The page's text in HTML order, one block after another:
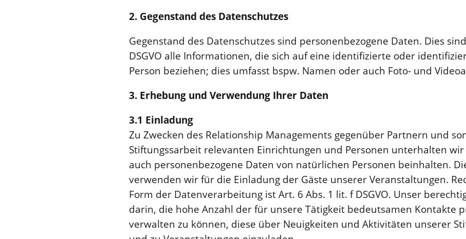
2. Gegenstand des Datenschutzes
Gegenstand des Datenschutzes sind personenbezogene Daten. Dies
DSGVO alle Informationen, die sich auf eine identifizierte oder
Person beziehen; dies umfasst bspw. Namen oder auch Foto- und
3. Erhebung und Verwendung Ihrer Daten
3.1 Einladung
Zu Zwecken des Relationship Managements gegenüber Partnern und
Stiftungssarbeit relevanten Einrichtungen und Personen unterhalten
auch personenbezogene Daten von natürlichen Personen beinhalten.
verwenden wir für die Einladung der Gäste unserer Veranstaltungen.
Form der Datenverarbeitung ist Art. 6 Abs. 1 lit. f DSGVO. Unser
darin, die hohe Anzahl der für unsere Tätigkeit bedeutsamen Kontakte
verwalten zu können, diese über Neuigkeiten und Aktivitäten unserer